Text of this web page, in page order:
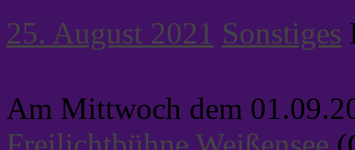
25. August 2021 Sonstiges
Am Mittwoch dem